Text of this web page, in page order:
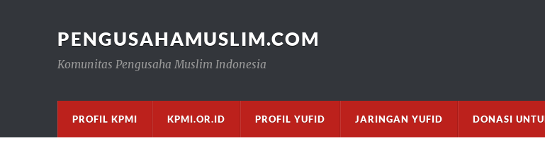
PENGUSAHAMUSLIM.COM
Komunitas Pengusaha Muslim Indonesia
PROFIL KPMI KPMI.OR.ID PROFIL YUFID JARINGAN YUFID DONASI